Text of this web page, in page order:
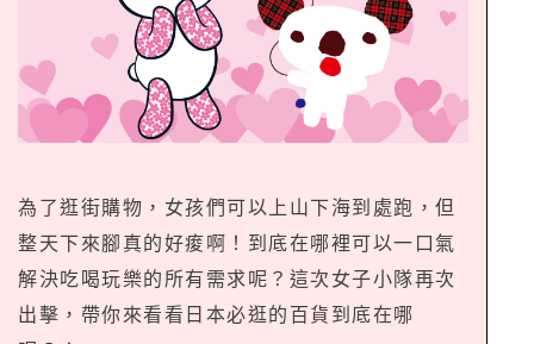
為了逛街購物，女孩們可以上山下海到處跑，但
整天下來腳真的好痠啊！到底在哪裡可以一口氣
解決吃喝玩樂的所有需求呢？這次女子小隊再次
出擊，帶你來看看日本必逛的百貨到底在哪